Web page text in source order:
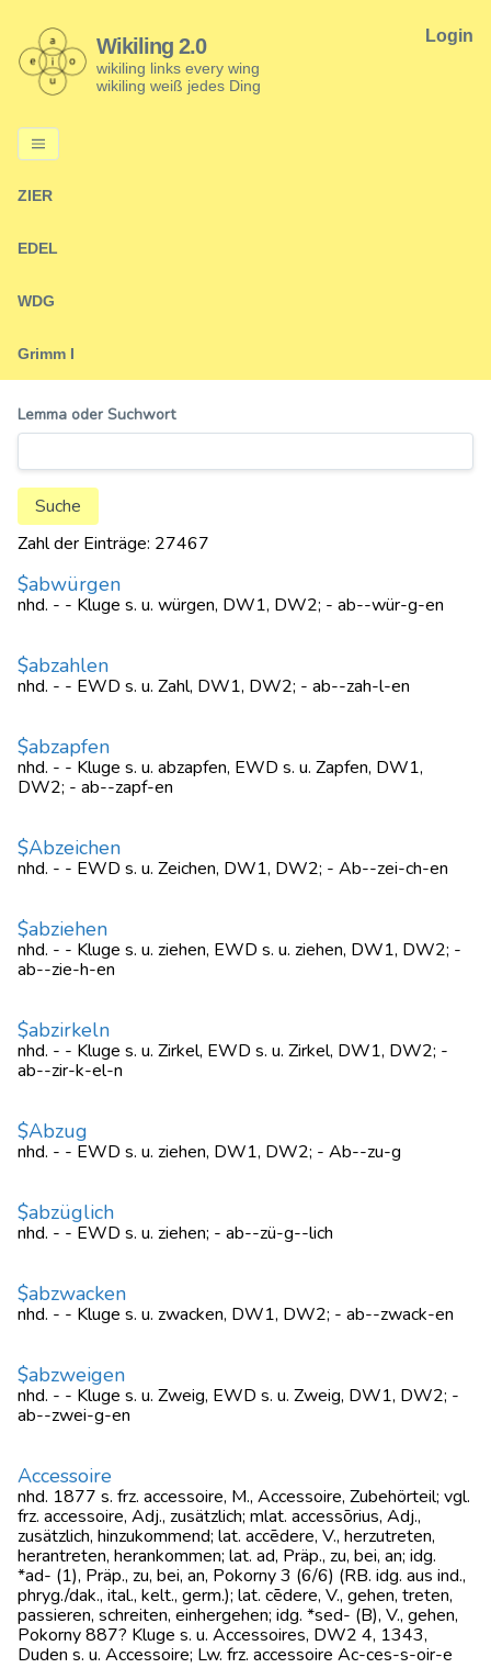
Wikiling 2.0
wikiling links every wing
wikiling weiß jedes Ding
Login
ZIER
EDEL
WDG
Grimm I
Lemma oder Suchwort
Zahl der Einträge: 27467
$abwürgen
nhd. - - Kluge s. u. würgen, DW1, DW2; - ab--wür-g-en
$abzahlen
nhd. - - EWD s. u. Zahl, DW1, DW2; - ab--zah-l-en
$abzapfen
nhd. - - Kluge s. u. abzapfen, EWD s. u. Zapfen, DW1,
DW2; - ab--zapf-en
$Abzeichen
nhd. - - EWD s. u. Zeichen, DW1, DW2; - Ab--zei-ch-en
$abziehen
nhd. - - Kluge s. u. ziehen, EWD s. u. ziehen, DW1, DW2; -
ab--zie-h-en
$abzirkeln
nhd. - - Kluge s. u. Zirkel, EWD s. u. Zirkel, DW1, DW2; -
ab--zir-k-el-n
$Abzug
nhd. - - EWD s. u. ziehen, DW1, DW2; - Ab--zu-g
$abzüglich
nhd. - - EWD s. u. ziehen; - ab--zü-g--lich
$abzwacken
nhd. - - Kluge s. u. zwacken, DW1, DW2; - ab--zwack-en
$abzweigen
nhd. - - Kluge s. u. Zweig, EWD s. u. Zweig, DW1, DW2; -
ab--zwei-g-en
Accessoire
nhd. 1877 s. frz. accessoire, M., Accessoire, Zubehörteil; vgl.
frz. accessoire, Adj., zusätzlich; mlat. accessōrius, Adj.,
zusätzlich, hinzukommend; lat. accēdere, V., herzutreten,
herantreten, herankommen; lat. ad, Präp., zu, bei, an; idg.
*ad- (1), Präp., zu, bei, an, Pokorny 3 (6/6) (RB. idg. aus ind.,
phryg./dak., ital., kelt., germ.); lat. cēdere, V., gehen, treten,
passieren, schreiten, einhergehen; idg. *sed- (B), V., gehen,
Pokorny 887? Kluge s. u. Accessoires, DW2 4, 1343,
Duden s. u. Accessoire; Lw. frz. accessoire Ac-ces-s-oir-e